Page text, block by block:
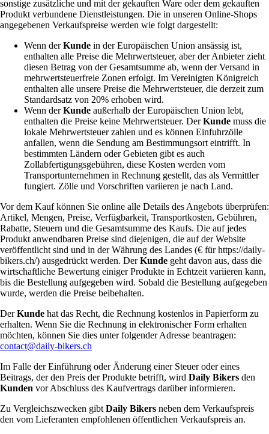
sonstige zusätzliche und mit der gekauften Ware oder dem gekauften
Produkt verbundene Dienstleistungen. Die in unseren Online-Shops
angegebenen Verkaufspreise werden wie folgt dargestellt:
Wenn derKunde in der Europäischen Union ansässig ist,
enthalten alle Preise die Mehrwertsteuer, aber der Anbieter zieht
diesen Betrag von der Gesamtsumme ab, wenn der Versand in
mehrwertsteuerfreie Zonen erfolgt. Im Vereinigten Königreich
enthalten alle unsere Preise die Mehrwertsteuer, die derzeit zum
Standardsatz von 20% erhoben wird.
Wenn derKunde außerhalb der Europäischen Union lebt,
enthalten die Preise keine Mehrwertsteuer. DerKunde muss die
lokale Mehrwertsteuer zahlen und es können Einfuhrzölle
anfallen, wenn die Sendung am Bestimmungsort eintrifft. In
bestimmten Ländern oder Gebieten gibt es auch
Zollabfertigungsgebühren, diese Kosten werden vom
Transportunternehmen in Rechnung gestellt, das als Vermittler
fungiert. Zölle und Vorschriften variieren je nach Land.
Vor dem Kauf können Sie online alle Details des Angebots überprüfen:
Artikel, Mengen, Preise, Verfügbarkeit, Transportkosten, Gebühren,
Rabatte, Steuern und die Gesamtsumme des Kaufs. Die auf jedes
Produkt anwendbaren Preise sind diejenigen, die auf der Website
veröffentlicht sind und in der Währung des Landes (€ für https://daily-
bikers.ch/) ausgedrückt werden. DerKunde geht davon aus, dass die
wirtschaftliche Bewertung einiger Produkte in Echtzeit variieren kann,
bis die Bestellung aufgegeben wird. Sobald die Bestellung aufgegeben
wurde, werden die Preise beibehalten.
DerKunde hat das Recht, die Rechnung kostenlos in Papierform zu
erhalten. Wenn Sie die Rechnung in elektronischer Form erhalten
möchten, können Sie dies unter folgender Adresse beantragen:
contact@daily-bikers.ch
Im Falle der Einführung oder Änderung einer Steuer oder eines
Beitrags, der den Preis der Produkte betrifft, wird Daily Bikers den
Kunden vor Abschluss des Kaufvertrags darüber informieren.
Zu Vergleichszwecken gibt Daily Bikers neben dem Verkaufspreis
den vom Lieferanten empfohlenen öffentlichen Verkaufspreis an.